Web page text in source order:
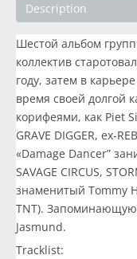
Description
Шестой альбом
коллектив
году, затем в
время своей долгой
корифеями, как Piet
GRAVE DIGGER, ex-
«Damage Dancer”
SAVAGE CIRCUS,
знаменитый Tommy
TNT).
Jasmund.
Tracklist: